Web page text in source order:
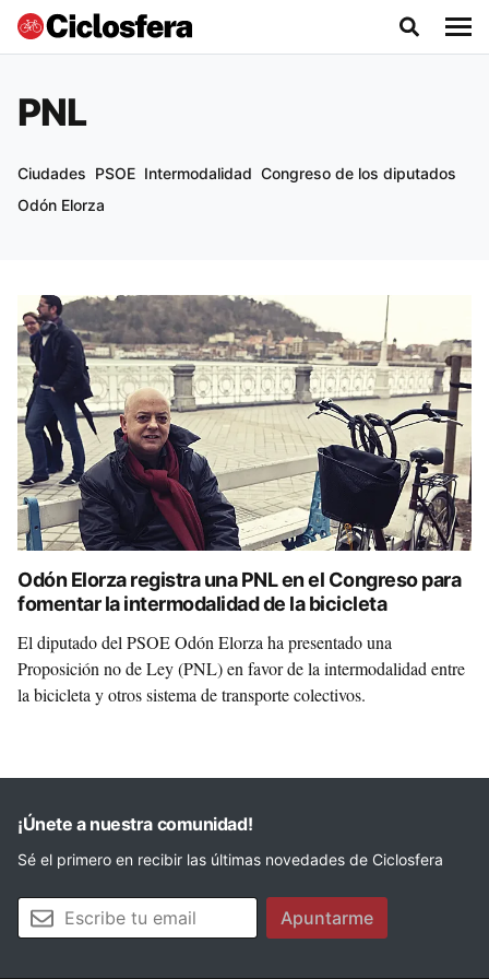
PNL
Ciudades PSOE Intermodalidad Congreso de los diputados
Odón Elorza
Odón Elorza registra una PNL en el Congreso para
fomentar la intermodalidad de la bicicleta
El diputado del PSOE Odón Elorza ha presentado una
Proposición no de Ley (PNL) en favor de la intermodalidad entre
la bicicleta y otros sistema de transporte colectivos.
¡Únete a nuestra comunidad!
Sé el primero en recibir las últimas novedades de Ciclosfera
Tu email Apuntarme